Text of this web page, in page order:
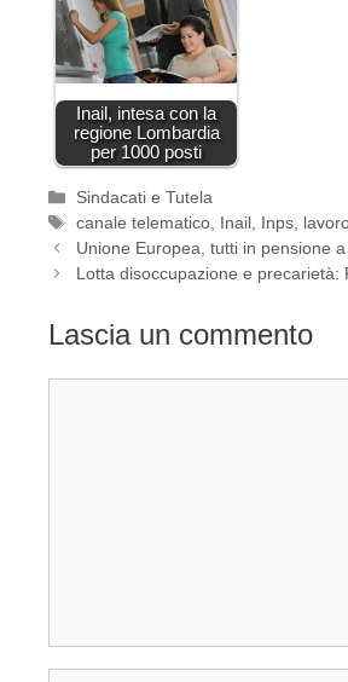
Inail, intesa con la
regione Lombardia
per 1000 posti
Categorie
Sindacati e Tutela
Tag
canale telematico Inail Inps
Unione Europea, tutti in pensione
Lotta disoccupazione e
Lascia un commento